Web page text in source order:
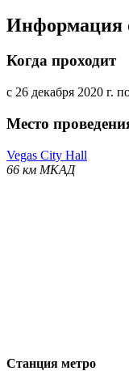
Информация
Когда проходит
с 26 декабря 2020 г.
Место
Vegas City Hall
66 км МКАД
Станция метро